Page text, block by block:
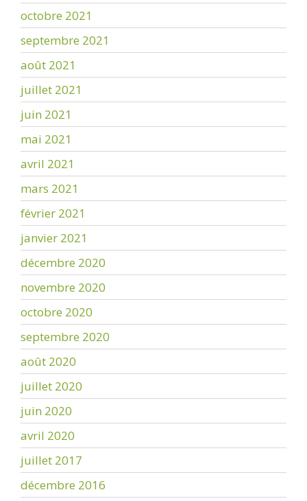
octobre 2021
septembre 2021
août 2021
juillet 2021
juin 2021
mai 2021
avril 2021
mars 2021
février 2021
janvier 2021
décembre 2020
novembre 2020
octobre 2020
septembre 2020
août 2020
juillet 2020
juin 2020
avril 2020
juillet 2017
décembre 2016